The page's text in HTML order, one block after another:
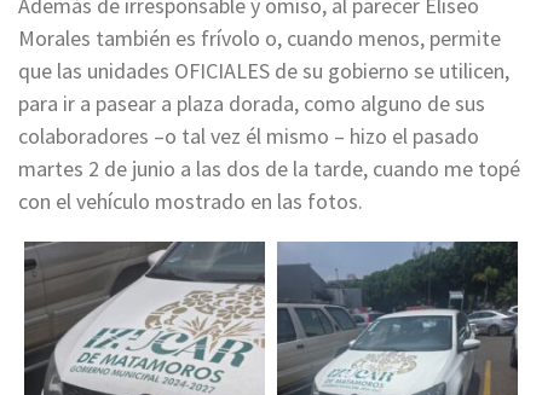
Morales también es frívolo o, cuando menos, permite
que las unidades OFICIALES de su gobierno se utilicen,
para ir a pasear a plaza dorada, como alguno de sus
colaboradores –o tal vez él mismo – hizo el pasado
martes 2 de junio a las dos de la tarde, cuando me topé
con el vehículo mostrado en las fotos.